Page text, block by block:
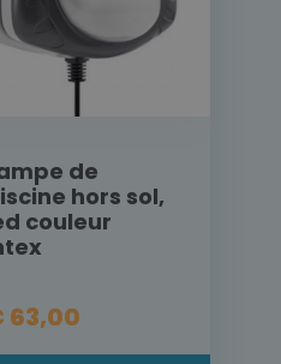
de
hors sol,
couleur
63,00